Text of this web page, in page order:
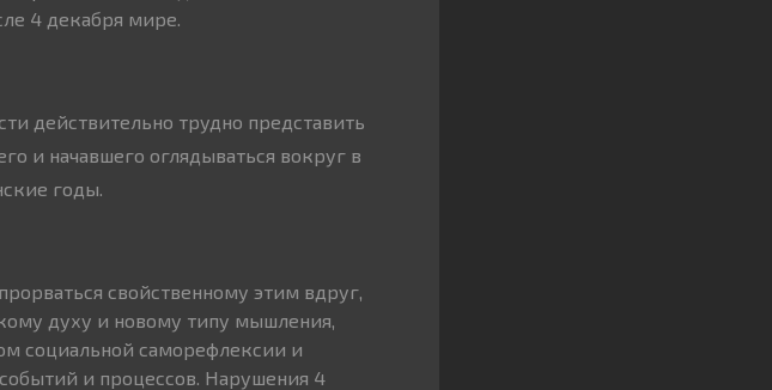
4 декабря мире.
действительно трудно представить
и начавшего оглядываться вокруг в
годы.
свойственному этим вдруг,
духу и новому типу мышления,
социальной саморефлексии и
и процессов. Нарушения 4